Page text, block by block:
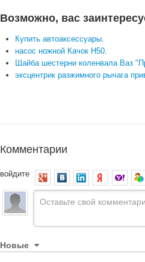
Возможно, вас
Купить автоаксессуары.
насос ножной Качок Н50.
Шайба шестерни коленвала Ваз
эксцентрик разжимного рычага
Комментарии
войдите
Новые